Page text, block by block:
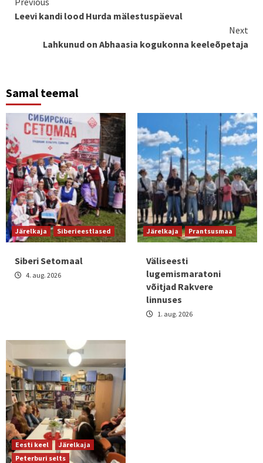
Reading
Leevi kandi lood Hurda mälestuspäeval
Next
Lahkunud on Abhaasia kogukonna keeleõpetaja
Samal teemal
Järelkaja Siberieestlased
Siberi Setomaal
4. aug. 2026
Järelkaja Prantsusmaa
Väliseesti
lugemismaratoni
võitjad Rakvere
linnuses
1. aug. 2026
Eesti keel
Järelkaja
Peterburi selts